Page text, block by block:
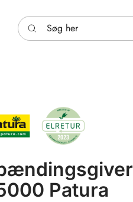
Søg her
Patura